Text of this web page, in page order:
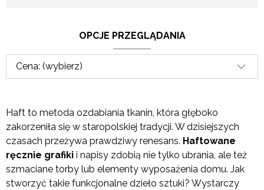
OPCJE PRZEGLĄDANIA
Cena: (wybierz)
Haft to metoda ozdabiania tkanin, która głęboko
zakorzeniła się w staropolskiej tradycji. W dzisiejszych
czasach przeżywa prawdziwy renesans. Haftowane
ręcznie grafiki i napisy zdobią nie tylko ubrania, ale też
szmaciane torby lub elementy wyposażenia domu. Jak
stworzyć takie funkcjonalne dzieło sztuki? Wystarczy